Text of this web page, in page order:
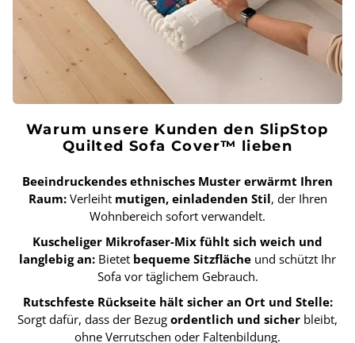
Warum unsere Kunden den SlipStop
Quilted Sofa Cover™ lieben
Beeindruckendes ethnisches Muster erwärmt Ihren
Raum:Verleiht mutigen, einladenden Stil, der Ihren
Wohnbereich sofort verwandelt.
Kuscheliger Mikrofaser-Mix fühlt sich weich und
langlebig an: Bietet bequeme Sitzfläche und schützt Ihr
Sofa vor täglichem Gebrauch.
Rutschfeste Rückseite hält sicher an Ort und Stelle:
Sorgt dafür, dass der Bezug ordentlich und sicher bleibt,
ohne Verrutschen oder Faltenbildung.